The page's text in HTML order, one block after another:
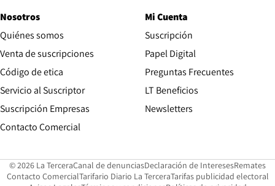
Nosotros
Quiénes somos
Venta de suscripciones
Código de etica Opens in new window
Servicio al Suscriptor
Suscripción Empresas
Contacto ComercialOpens in new window
Mi Cuenta
Suscripción
Papel DigitalOpens in new
Preguntas Frecuentes
LT Beneficios
Newsletters
© 2026 La TerceraCanal de denunciasOpens in new window
Declaración de InteresesOpens in
Remates
Contacto ComercialOpens in new window
Tarifario Diario La TerceraOpens in new window
Tarifas publicidad electoral